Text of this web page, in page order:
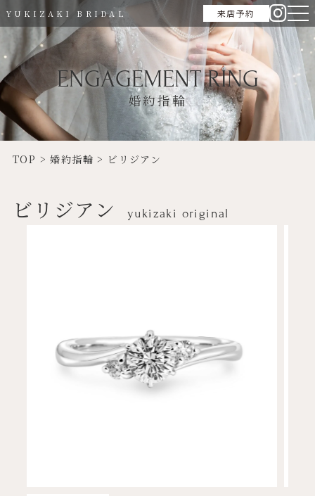
YUKIZAKI BRIDAL 来店予約
ENGAGEMENT RING
婚約指輪
TOP >婚約指輪 > ビリジアン
ビリジアン yukizaki original